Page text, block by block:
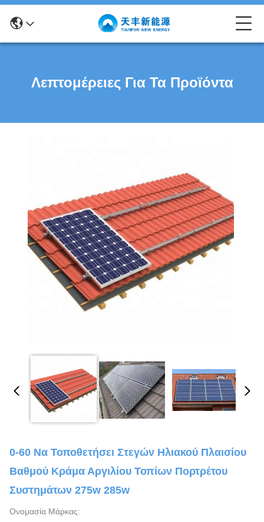
Λεπτομέρειες Για Τα Προϊόντα
0-60 Να Τοποθετήσει Στεγών Ηλιακού Πλαισίου
Βαθμού Κράμα Αργιλίου Τοπίων Πορτρέτου
Συστημάτων 275w 285w
Ονομασία Μάρκας: